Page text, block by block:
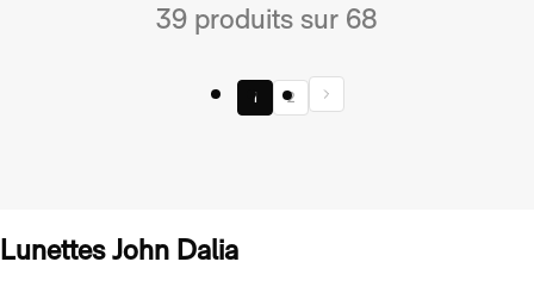
39 produits sur 68
1 2
Lunettes John Dalia